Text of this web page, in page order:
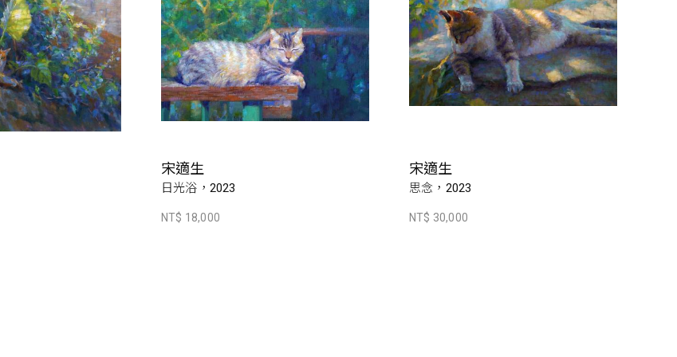
宋適生
日光浴，2023
NT$ 18,000
宋適生
思念，2023
NT$ 30,000